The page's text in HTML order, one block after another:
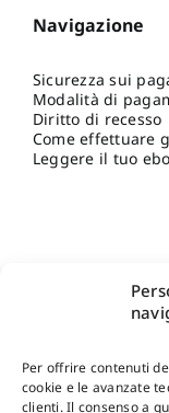
Per offrire contenuti
cookie e le avanzate
clienti. Il consenso a
Navigazione
Sicurezza sui
Modalità di
Diritto di recesso
Come effettuare
Leggere il tuo